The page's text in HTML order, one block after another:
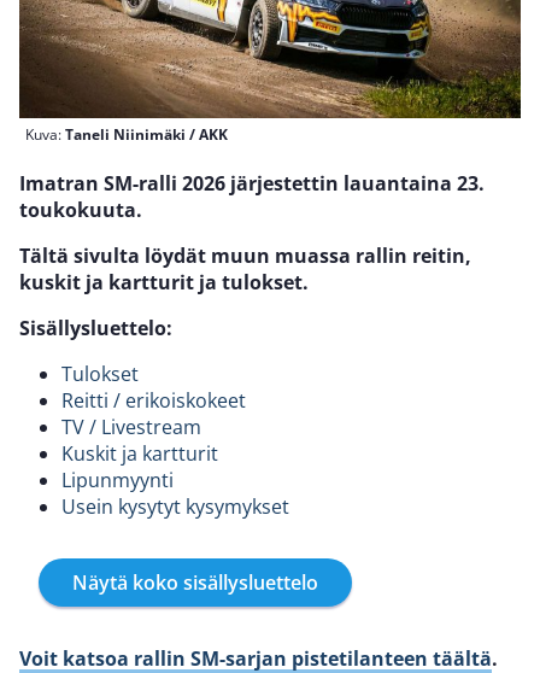
Kuva:Taneli Niinimäki / AKK
Imatran SM-ralli 2026 järjestettin lauantaina 23.
toukokuuta.
Tältä sivulta löydät muun muassa rallin reitin,
kuskit ja kartturit ja tulokset.
Sisällysluettelo:
Tulokset
Reitti / erikoiskokeet
TV / Livestream
Kuskit ja kartturit
Lipunmyynti
Usein kysytyt kysymykset
Näytä koko sisällysluettelo
Voit katsoa rallin SM-sarjan pistetilanteen täältä.